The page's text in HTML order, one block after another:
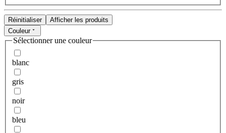
Réinitialiser
Afficher les produits
Couleur
Sélectionner une couleur
blanc
gris
noir
bleu